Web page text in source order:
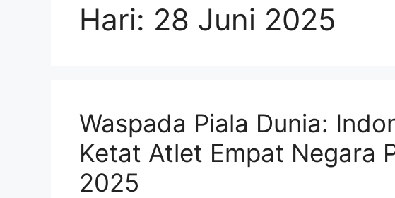
Hari: 28 Juni 2025
Waspada Piala Dunia:
Ketat Atlet Empat Negara
2025